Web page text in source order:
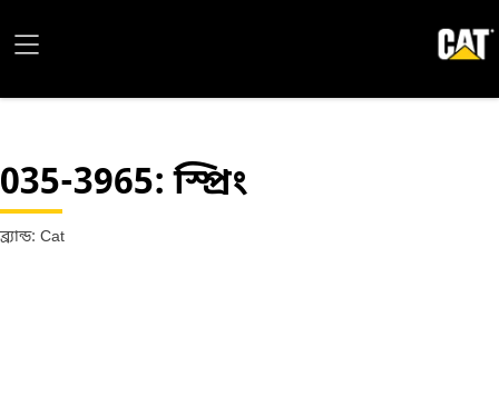
035-3965: স্প্রিং
ব্র্যান্ড: Cat